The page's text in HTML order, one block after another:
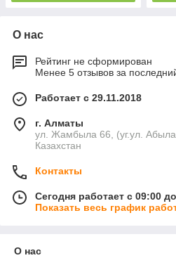
О нас
Рейтинг не сформирован
Менее 5 отзывов за
Работает с 29.11.2018
г. Алматы
ул. Жамбыла 66, (уг.ул.
Казахстан
Контакты
Сегодня работает с 09:00
Показать весь график
О нас